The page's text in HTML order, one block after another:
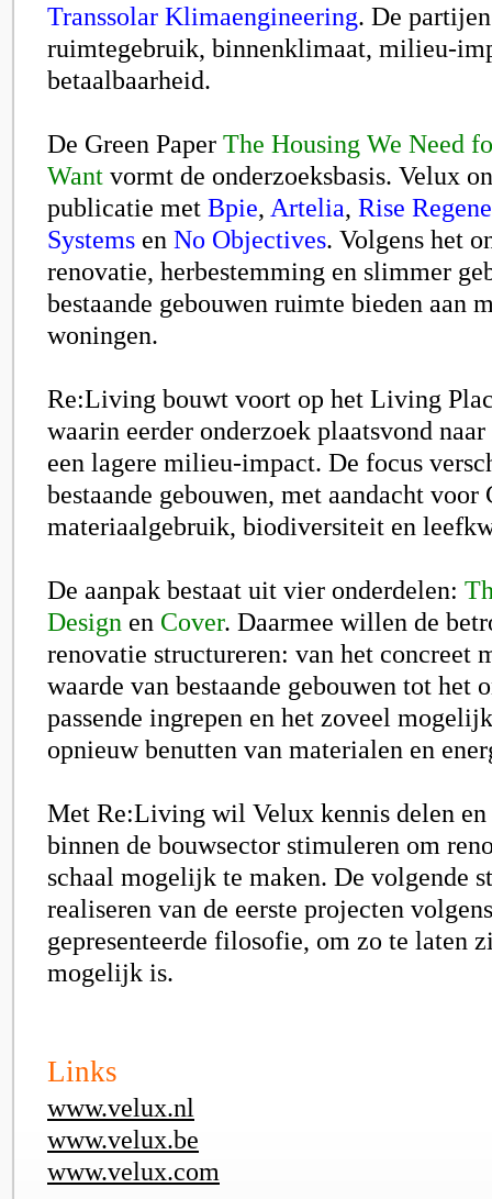
Transsolar Klimaengineering. De
ruimtegebruik, binnenklimaat, milieu-
betaalbaarheid.
De Green Paper The Housing We Need
Want vormt de onderzoeksbasis. Velux
publicatie met Bpie, Artelia, Rise
Systems en No Objectives. Volgens het
renovatie, herbestemming en slimmer
bestaande gebouwen ruimte bieden aan
woningen.
Re:Living bouwt voort op het Living
waarin eerder onderzoek plaatsvond
een lagere milieu-impact. De focus
bestaande gebouwen, met aandacht voor
materiaalgebruik, biodiversiteit en
De aanpak bestaat uit vier onderdelen:
Design en Cover. Daarmee willen de
renovatie structureren: van het concreet
waarde van bestaande gebouwen tot het
passende ingrepen en het zoveel
opnieuw benutten van materialen en
Met Re:Living wil Velux kennis delen en
binnen de bouwsector stimuleren om
schaal mogelijk te maken. De volgende
realiseren van de eerste projecten
gepresenteerde filosofie, om zo te laten
mogelijk is.
Links
www.velux.nl
www.velux.be
www.velux.com